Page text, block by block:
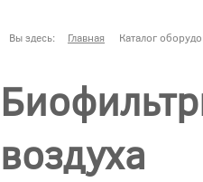
Вы здесь: Главная Каталог
воздуха